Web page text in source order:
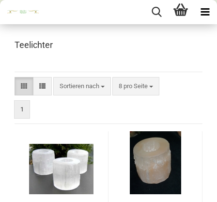
Teelichter
Sortieren nach
Sortieren nach 8 pro Seite
pro Seite
1